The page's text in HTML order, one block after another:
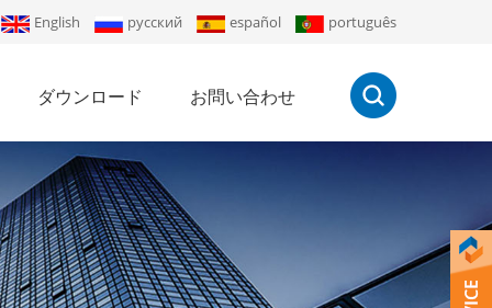
English русский español português
ダウンロード お問い合わせ